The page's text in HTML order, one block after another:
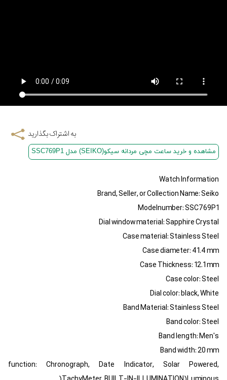
به اشتراک بگذارید
مشاهده و خرید ساعت مچی مردانه سیکو(SEIKO) مدل SSC769P1
Watch Information
Brand, Seller, or Collection Name: Seiko
Modelnumber: SSC769P1
Dial window material: Sapphire Crystal
Case material: Stainless Steel
Case diameter: 41.4 mm
Case Thickness: 12.1 mm
Case color: Steel
Dial color: black, White
Band Material: Stainless Steel
Band color: Steel
Band length: Men's
Band width: 20 mm
function: Chronograph, Date Indicator, Solar Powered,